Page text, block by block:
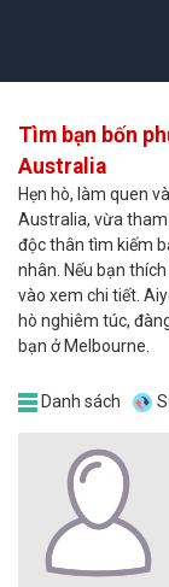
Tìm bạn bốn
Australia
Hẹn hò, làm quen
Australia, vừa
độc thân tìm kiếm
nhân. Nếu bạn
vào xem chi tiết.
hò nghiêm túc,
bạn ở Melbourne.
Danh sách